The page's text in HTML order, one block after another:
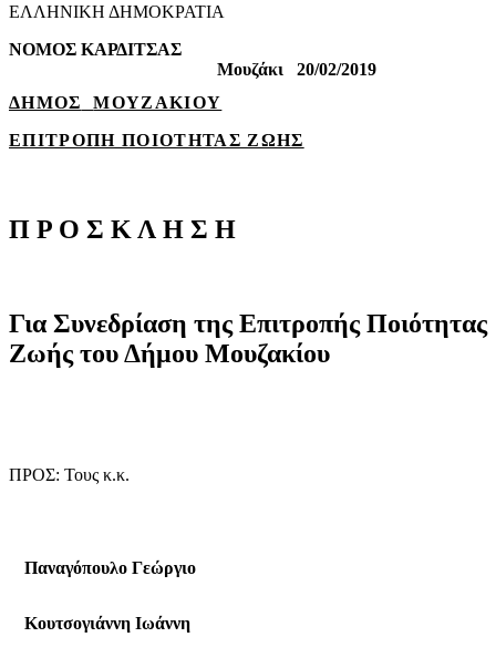
ΕΛΛΗΝΙΚΗ ΔΗΜΟΚΡΑΤΙΑ
ΝΟΜΟΣ ΚΑΡΔΙΤΣΑΣ
Μουζάκι
20/02/2019
ΔΗΜΟΣ
ΜΟΥΖΑΚΙΟΥ
ΕΠΙΤΡΟΠΗ ΠΟΙΟΤΗΤΑΣ ΖΩΗΣ
Π Ρ Ο Σ Κ Λ Η Σ Η
Για Συνεδρίαση της Επιτροπής Ποιότητας
Ζωής τουΔήμου Μουζακίου
ΠΡΟΣ: Τους κ.κ.
Παναγόπουλο Γεώργιο
Κουτσογιάννη Ιωάννη